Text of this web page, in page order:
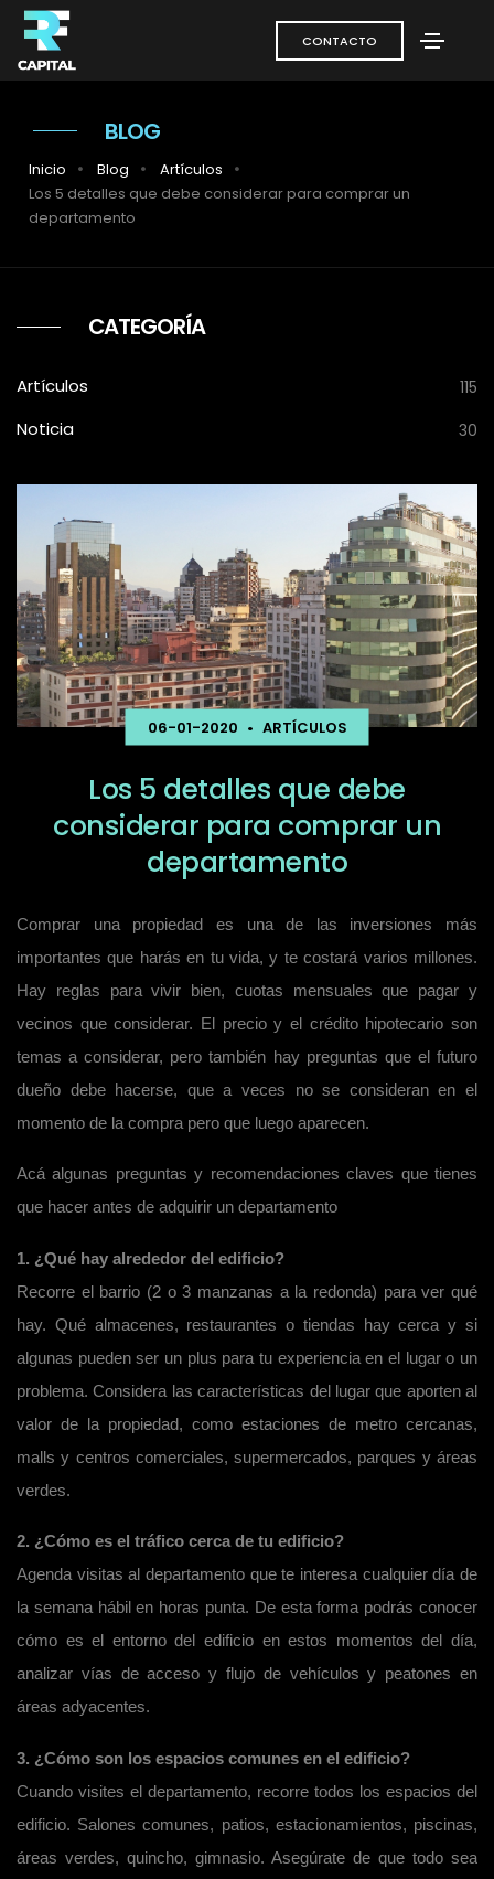
CONTACTO
BLOG
Inicio Blog
Artículos
Los 5 detalles que debe considerar para comprar un
departamento
06-01-2020 • ARTÍCULOS
Los 5 detalles que debe
considerar para comprar un
departamento
Comprar una propiedad es una de las inversiones más
importantes que harás en tu vida, y te costará varios millones.
Hay reglas para vivir bien, cuotas mensuales que pagar y
vecinos que considerar. El precio y el crédito hipotecario son
temas a considerar, pero también hay preguntas que el futuro
dueño debe hacerse, que a veces no se consideran en el
momento de la compra pero que luego aparecen.
Acá algunas preguntas y recomendaciones claves que tienes
que hacer antes de adquirir un departamento
1. ¿Qué hay alrededor del edificio?
Recorre el barrio (2 o 3 manzanas a la redonda) para ver qué
hay. Qué almacenes, restaurantes o tiendas hay cerca y si
algunas pueden ser un plus para tu experiencia en el lugar o un
problema. Considera las características del lugar que aporten al
valor de la propiedad, como estaciones de metro cercanas,
malls y centros comerciales, supermercados, parques y áreas
verdes.
2. ¿Cómo es el tráfico cerca de tu edificio?
Agenda visitas al departamento que te interesa cualquier día de
la semana hábil en horas punta. De esta forma podrás conocer
cómo es el entorno del edificio en estos momentos del día,
analizar vías de acceso y flujo de vehículos y peatones en
áreas adyacentes.
3. ¿Cómo son los espacios comunes en el edificio?
Cuando visites el departamento, recorre todos los espacios del
edificio. Salones comunes, patios, estacionamientos, piscinas,
áreas verdes, quincho, gimnasio. Asegúrate de que todo sea
CATEGORÍA
Artículos 115
Noticia 30